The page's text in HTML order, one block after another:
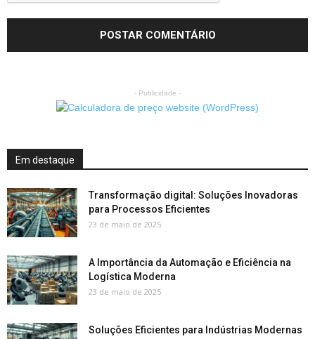
- Publicidade -
Em destaque
Transformação digital: Soluções Inovadoras
para Processos Eficientes
23 de maio de 2025
A Importância da Automação e Eficiência na
Logística Moderna
23 de maio de 2025
Soluções Eficientes para Indústrias Modernas